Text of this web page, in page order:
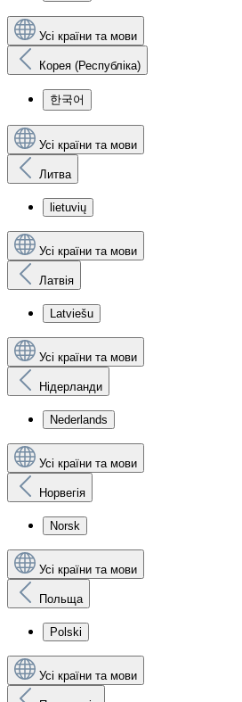
Усі країни та мови
Корея (Республіка)
한국어
Усі країни та мови
Литва
lietuvių
Усі країни та мови
Латвія
Latviešu
Усі країни та мови
Нідерланди
Nederlands
Усі країни та мови
Норвегія
Norsk
Усі країни та мови
Польща
Polski
Усі країни та мови